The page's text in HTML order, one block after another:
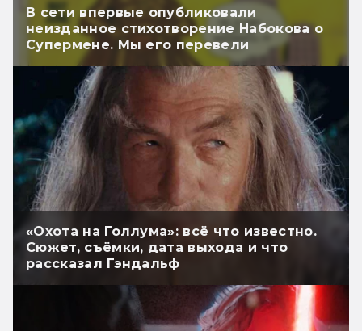
В сети впервые опубликовали
неизданное стихотворение Набокова о
Супермене. Мы его перевели
«Охота на Голлума»: всё что известно.
Сюжет, съёмки, дата выхода и что
рассказал Гэндальф